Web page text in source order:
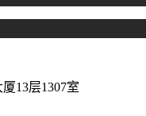
13层1307室